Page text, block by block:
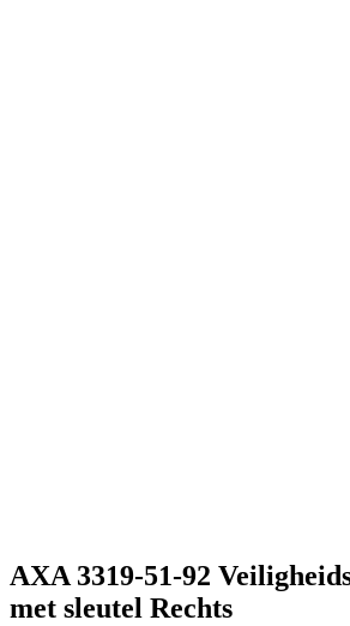
AXA 3319-51-92
met sleutel Rechts